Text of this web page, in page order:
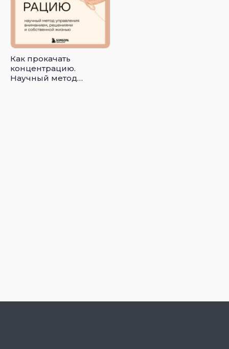
Как прокачать
концентрацию.
Научный метод